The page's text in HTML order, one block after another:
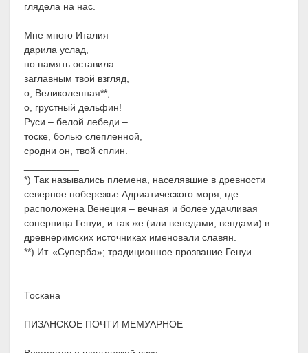
глядела на нас.
Мне много Италия
дарила услад,
но память оставила
заглавным твой взгляд,
о, Великолепная**,
о, грустный дельфин!
Руси – белой лебеди –
тоске, болью слепленной,
сродни он, твой сплин.
*) Так назывались племена, населявшие в древности
северное побережье Адриатического моря, где
расположена Венеция – вечная и более удачливая
соперница Генуи, и так же (или венедами, вендами) в
древнеримских источниках именовали славян.
**) Ит. «Суперба»; традиционное прозвание Генуи.
Тоскана
ПИЗАНСКОЕ ПОЧТИ МЕМУАРНОЕ